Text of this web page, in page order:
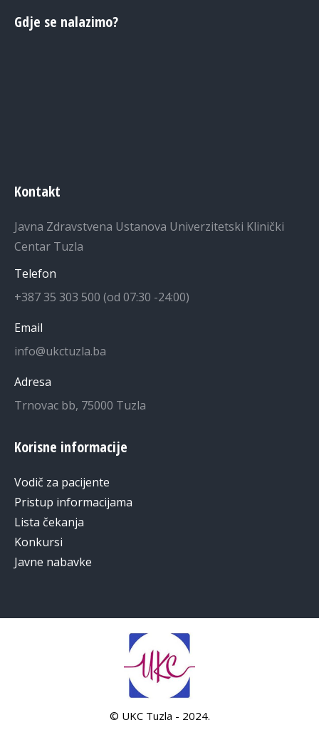
Gdje se nalazimo?
Kontakt
Javna Zdravstvena Ustanova Univerzitetski Klinički
Centar Tuzla
Telefon
+387 35 303 500 (od 07:30 -24:00)
Email
info@ukctuzla.ba
Adresa
Trnovac bb, 75000 Tuzla
Korisne informacije
Vodič za pacijente
Pristup informacijama
Lista čekanja
Konkursi
Javne nabavke
© UKC Tuzla - 2024.